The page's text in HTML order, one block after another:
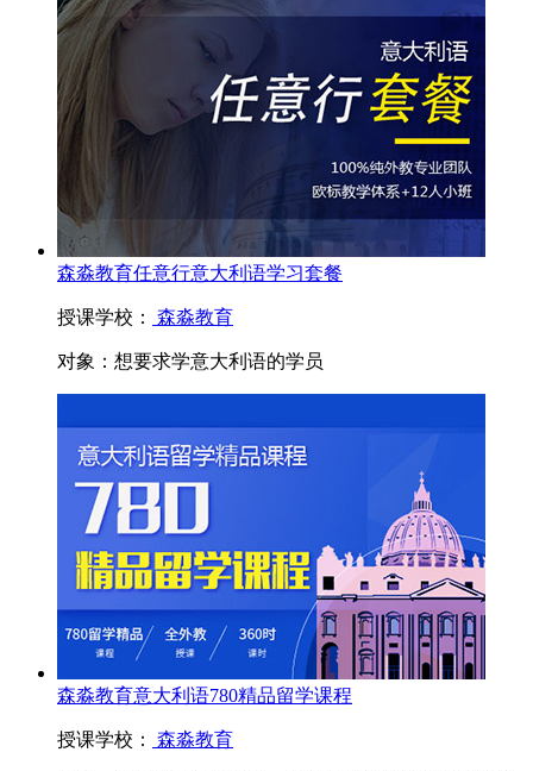
森淼教育任意行意大利语学习套餐
授课学校： 森淼教育
对象： 想要求学意大利语的学员
森淼教育意大利语780精品留学课程
授课学校： 森淼教育